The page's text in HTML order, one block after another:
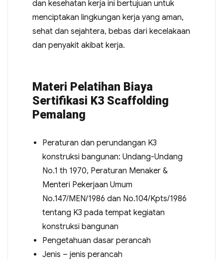
dan kesehatan kerja ini bertujuan untuk
menciptakan lingkungan kerja yang aman,
sehat dan sejahtera, bebas dari kecelakaan
dan penyakit akibat kerja.
Materi Pelatihan Biaya
Sertifikasi K3 Scaffolding
Pemalang
Peraturan dan perundangan K3
konstruksi bangunan: Undang-Undang
No.1 th 1970, Peraturan Menaker &
Menteri Pekerjaan Umum
No.147/MEN/1986 dan No.104/Kpts/1986
tentang K3 pada tempat kegiatan
konstruksi bangunan
Pengetahuan dasar perancah
Jenis – jenis perancah